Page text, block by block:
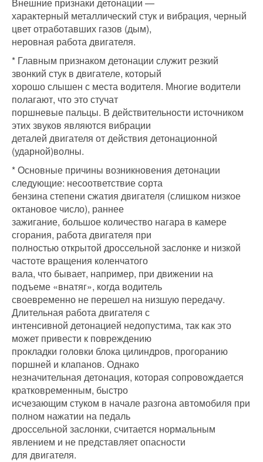
характерный металлический стук и вибрация, черный
цвет отработавших газов (дым),
неровная работа двигателя.
* Главным признаком детонации служит резкий
звонкий стук в двигателе, который
хорошо слышен с места водителя. Многие водители
полагают, что это стучат
поршневые пальцы. В действительности источником
этих звуков являются вибрации
деталей двигателя от действия детонационной
(ударной)волны.
* Основные причины возникновения детонации
следующие: несоответствие сорта
бензина степени сжатия двигателя (слишком низкое
октановое число), раннее
зажигание, большое количество нагара в камере
сгорания, работа двигателя при
полностью открытой дроссельной заслонке и низкой
частоте вращения коленчатого
вала, что бывает, например, при движении на
подъеме «внатяг», когда водитель
своевременно не перешел на низшую передачу.
Длительная работа двигателя с
интенсивной детонацией недопустима, так как это
может привести к повреждению
прокладки головки блока цилиндров, прогоранию
поршней и клапанов. Однако
незначительная детонация, которая сопровождается
кратковременным, быстро
исчезающим стуком в начале разгона автомобиля при
полном нажатии на педаль
дроссельной заслонки, считается нормальным
явлением и не представляет опасности
для двигателя.